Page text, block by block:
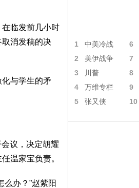
临发前几小时
消发稿的决
与学生的矛
议，决定胡耀
温家宝负责。
办？”赵紫阳
1 中美冷战 6
2 美伊战争 7
3 川普 8
4 万维专栏 9
5 张又侠 10